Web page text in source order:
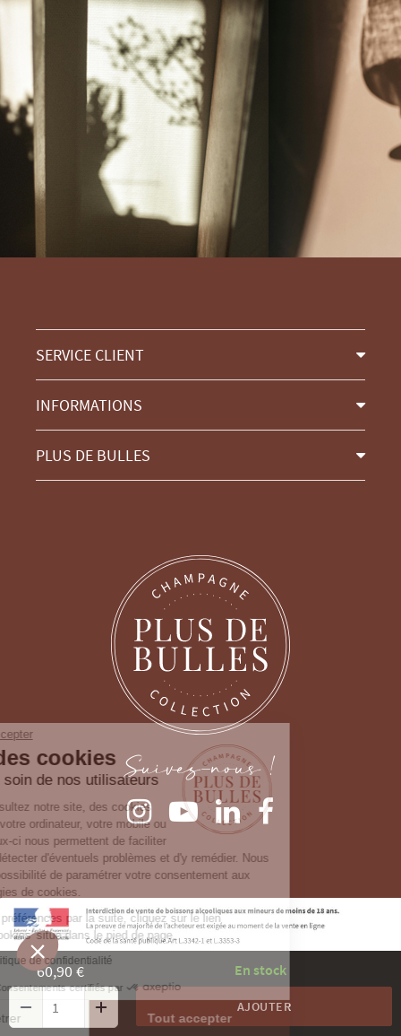
60,90 € En stock
AJOUTER
SERVICE CLIENT
INFORMATIONS
PLUS DE BULLES
Suivez-nous !
Continuer sans accepter
Gestion des cookies
Nous prenons soin de nos utilisateurs
Lorsque vous consultez notre site, des cookies
sont déposés sur votre ordinateur, votre mobile ou
votre tablette. Ceux-ci nous permettent de faciliter
la navigation, de détecter d'éventuels problèmes et d'y remédier. Nous
vous laissons la possibilité de paramétrer votre consentement aux
différentes typologies de cookies.
Pour modifier vos préférences par la suite, cliquez sur le lien
'Préférences de cookies' situé dans le pied de page.
Consulter notre politique de confidentialité
Consentements certifiés par